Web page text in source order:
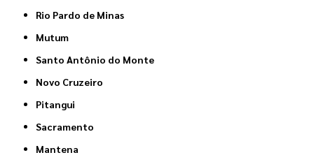
Rio Pardo de Minas
Mutum
Santo Antônio do Monte
Novo Cruzeiro
Pitangui
Sacramento
Mantena